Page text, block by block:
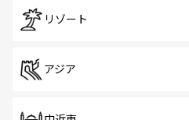
リゾート
アジア